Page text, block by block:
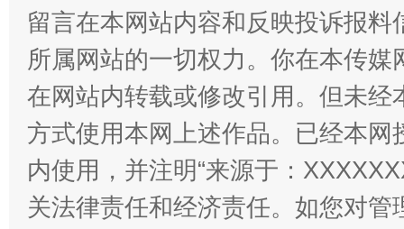
站台名比不上好声名
留言在本网站内容和反映投诉报
所属网站的一切权力。你在本传
在网站内转载或修改引用。但未
方式使用本网上述作品。已经本
内使用，并注明“来源于：
关法律责任和经济责任。如您对